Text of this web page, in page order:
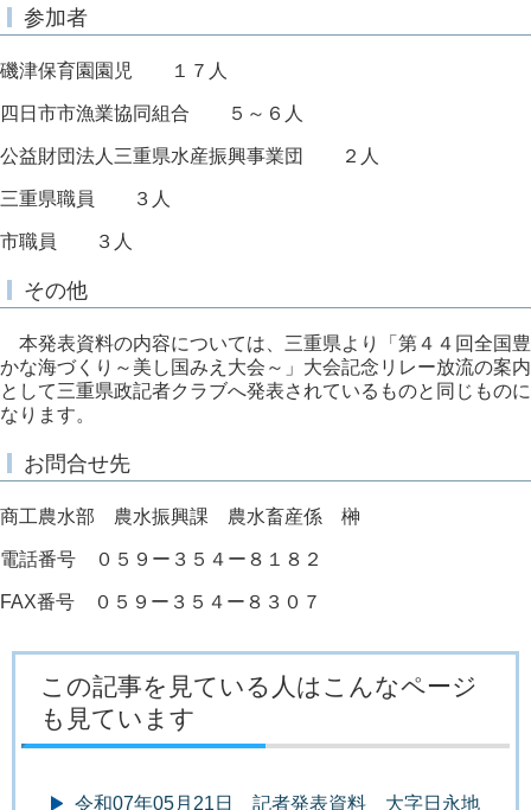
参加者
磯津保育園園児 １７人
四日市市漁業協同組合 ５～６人
公益財団法人三重県水産振興事業団 ２人
三重県職員 ３人
市職員 ３人
その他
本発表資料の内容については、三重県より「第４４回全国豊
かな海づくり～美し国みえ大会～」大会記念リレー放流の案内
として三重県政記者クラブへ発表されているものと同じものに
なります。
お問合せ先
商工農水部 農水振興課 農水畜産係 榊
電話番号 ０５９ー３５４ー８１８２
FAX番号 ０５９ー３５４ー８３０７
この記事を見ている人はこんなページ
も見ています
令和07年05月21日 記者発表資料 大字日永地